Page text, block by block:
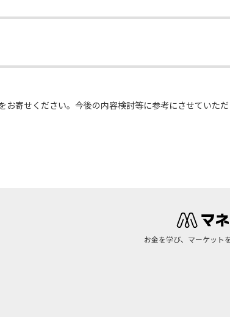
お寄せください。今後の内容検討等に参考にさせていただ
お金を学び、マーケット